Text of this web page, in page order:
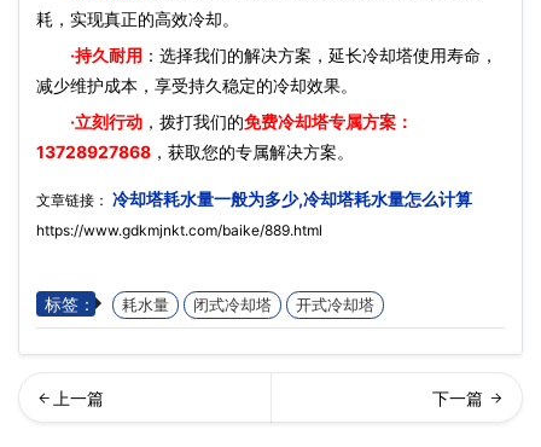
耗，实现真正的高效冷却。
·持久耐用 ：选择我们的解决方案，延长冷却塔使用寿命，
减少维护成本，享受持久稳定的冷却效果。
·立刻行动 ，拨打我们的免费冷却塔专属方案：
13728927868 ，获取您的专属解决方案。
文章链接： 冷却塔耗水量一般为多少,冷却塔耗水量怎么计算
https://www.gdkmjnkt.com/baike/889.html
标签： 耗水量 闭式冷却塔 开式冷却塔